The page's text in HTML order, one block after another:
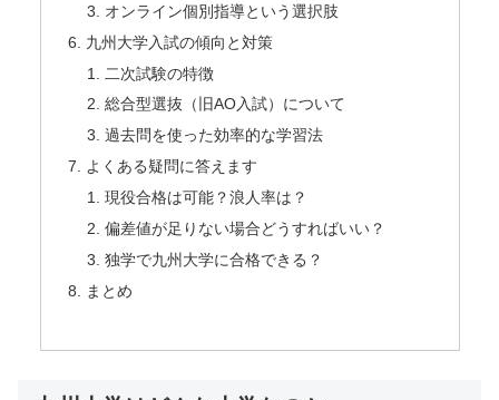
オンライン個別指導という選択肢
九州大学入試の傾向と対策
二次試験の特徴
総合型選抜（旧AO入試）について
過去問を使った効率的な学習法
よくある疑問に答えます
現役合格は可能？浪人率は？
偏差値が足りない場合どうすればいい？
独学で九州大学に合格できる？
まとめ